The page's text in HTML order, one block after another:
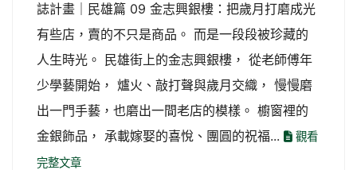
誌計畫｜民雄篇 09 金志興銀樓：把歲月打磨成光
有些店，賣的不只是商品。 而是一段段被珍藏的
人生時光。 民雄街上的金志興銀樓， 從老師傅年
少學藝開始， 爐火、敲打聲與歲月交織， 慢慢磨
出一門手藝，也磨出一間老店的模樣。 櫥窗裡的
金銀飾品， 承載嫁娶的喜悅、團圓的祝福...
觀看
完整文章